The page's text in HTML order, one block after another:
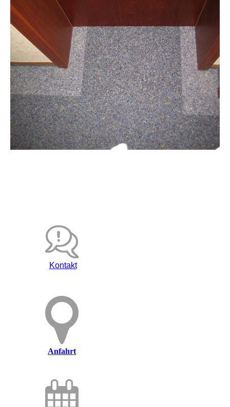
Kontakt
Anfahrt